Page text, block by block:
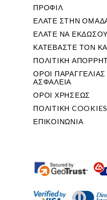
ΠΡΟΦΙΛ
ΕΛΑΤΕ ΣΤΗΝ
ΕΛΑΤΕ ΝΑ
ΚΑΤΕΒΑΣΤΕ ΤΟΝ
ΠΟΛΙΤΙΚΗ
ΟΡΟΙ
ΑΣΦΑΛΕΙΑ
ΟΡΟΙ ΧΡΗΣΕΩΣ
ΠΟΛΙΤΙΚΗ COOKIES
ΕΠΙΚΟΙΝΩΝΙΑ